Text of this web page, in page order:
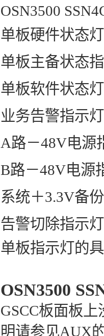
OSN3500
单板硬件状态
单板主备状态
单板软件状态
业务告警指示
A路－48V电源
B路－48V电源
系统＋3.3V备
告警切除指示
单板指示灯的
OSN3500
GSCC板面板
明请参见AUX